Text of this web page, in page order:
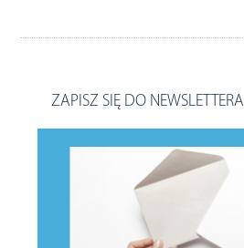
ZAPISZ SIĘ DO NEWSLETTERA